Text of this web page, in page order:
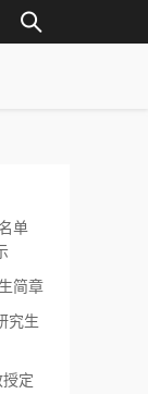
单
简章
究生
定